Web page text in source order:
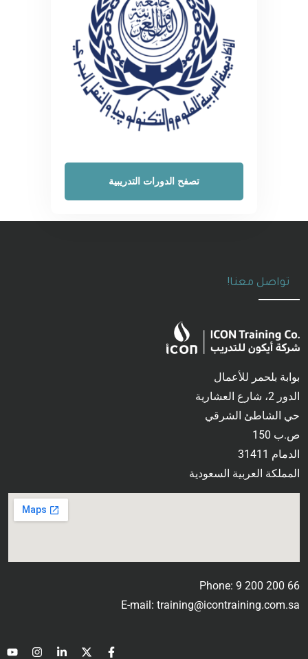
تصفح الدورات التدريبية
تواصل معنا!
بوابة بلحمر للأعمال
الدور 2، شارع العشارية
حي الشاطئ الشرقي
ص.ب 150
الدمام 31411
المملكة العربية السعودية
Phone: 9 200 200 66
E-mail: training@icontraining.com.sa